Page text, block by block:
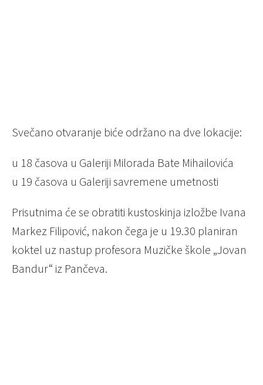
Svečano otvaranje biće održano na dve lokacije:
u 18 časova u Galeriji Milorada Bate Mihailovića
u 19 časova u Galeriji savremene umetnosti
Prisutnima će se obratiti kustoskinja izložbe Ivana
Markez Filipović, nakon čega je u 19.30 planiran
koktel uz nastup profesora Muzičke škole „Jovan
Bandur“ iz Pančeva.